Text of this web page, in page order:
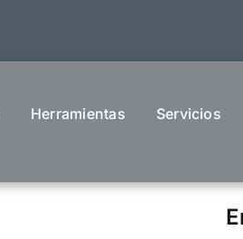
Herramientas Servicios